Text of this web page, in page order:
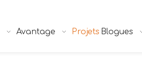
Avantage Projets Blogues